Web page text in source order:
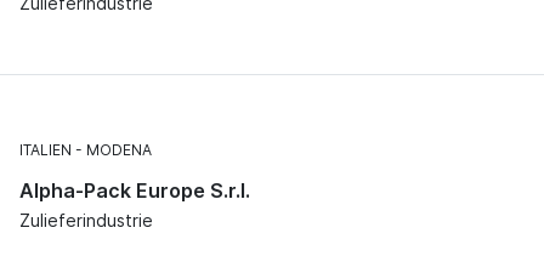
ITALIEN MODENA
Alpha-Pack Europe S.r.l.
Zulieferindustrie